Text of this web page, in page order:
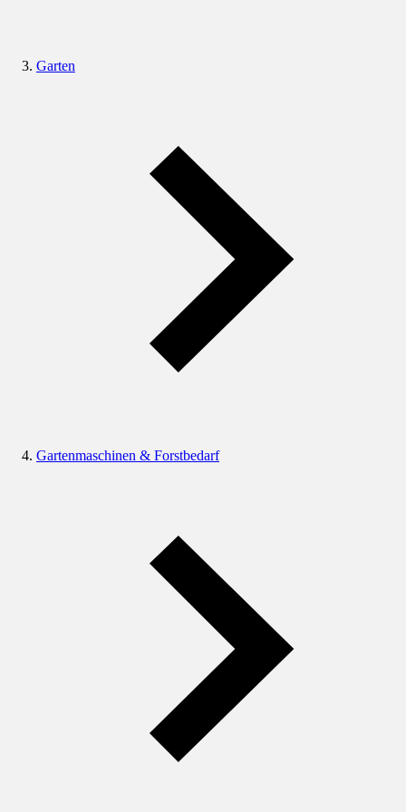
Garten
Gartenmaschinen & Forstbedarf